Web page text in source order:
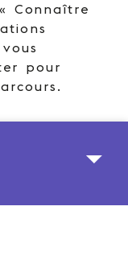
Connaître
pour